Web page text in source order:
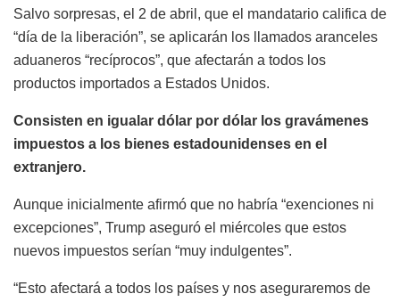
Salvo sorpresas, el 2 de abril, que el mandatario califica de
“día de la liberación”, se aplicarán los llamados aranceles
aduaneros “recíprocos”, que afectarán a todos los
productos importados a Estados Unidos.
Consisten en igualar dólar por dólar los gravámenes
impuestos a los bienes estadounidenses en el
extranjero.
Aunque inicialmente afirmó que no habría “exenciones ni
excepciones”, Trump aseguró el miércoles que estos
nuevos impuestos serían “muy indulgentes”.
“Esto afectará a todos los países y nos aseguraremos de